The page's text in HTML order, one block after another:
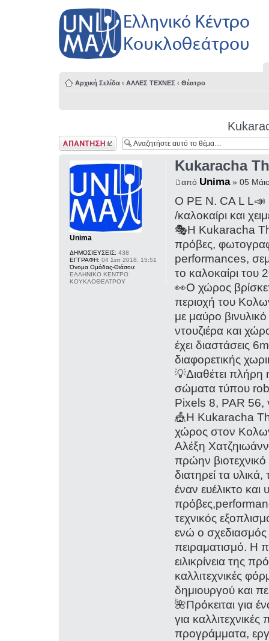
Αρχική Σελίδα ‹ ΑΛΛΕΣ ΤΕΧΝΕΣ ‹ Θέατρο
Δημιουργία
απάντησης
Kukaracha
από Unima» 05
O PE N. CA L L📣
/καλοκαίρι και
🎭Η Kukaracha
πρόβες,
performances,
το καλοκαίρι του
👀O χώρος
περιοχή του
με μαύρο
ντουζιέρα και
έχει διαστάσεις
διαφορετικής
💡Διαθέτει πλήρη
σώματα τύπου
Pixels 8, PAR 56,
🎪Η Kukaracha
χώρος στον
Αλέξη
πρώην
διατηρεί τα
έναν ευέλικτο
τεχνικός
ενώ ο σχεδιασμός
πειραματισμό. Η
ειλικρίνεια της
καλλιτεχνικές
δημιουργού και
🌺Πρόκειται για
για
προγράμματα,
Unima
ΔΗΜΟΣΙΕΥΣΕΙΣ: 438
ΕΓΓΡΑΦΗ: 04 Σεπ 2018, 15:51
Όνομα Ομάδας-Θιάσου:
ΕΛΛΗΝΙΚΟ ΚΕΝΤΡΟ
ΚΟΥΚΛΟΘΕΑΤΡΟΥ